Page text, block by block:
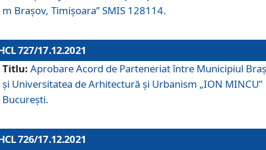
m Brașov, Timișoara” SMIS 128114.
727/17.12.2021
Titlu: Aprobare Acord de Parteneriat între Municipiul
și Universitatea de Arhitectură și Urbanism „ION MINCU”
București.
726/17.12.2021